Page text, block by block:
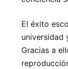
El éxito
universidad
Gracias a